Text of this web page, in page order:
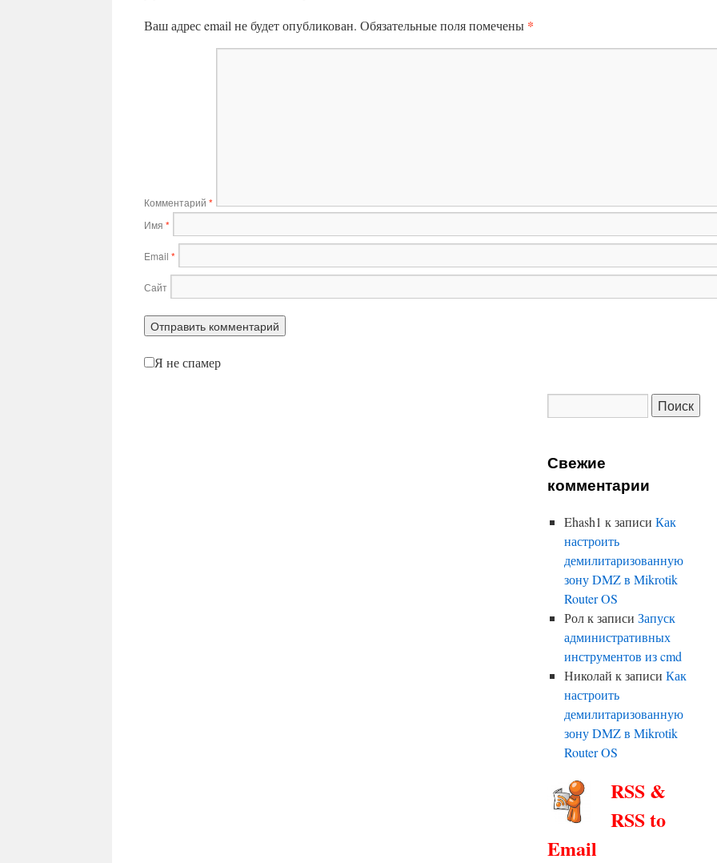
Ваш адрес email не будет опубликован. Обязательные поля помечены *
Комментарий *
Имя *
Email *
Сайт
Я не спамер
Свежие
комментарии
Ehash1 к записи Как
настроить
демилитаризованную
зону DMZ в Mikrotik
Router OS
Ролк записи Запуск
административных
инструментов из cmd
Николай к записи Как
настроить
демилитаризованную
зону DMZ в Mikrotik
Router OS
RSS &
RSS to
Email